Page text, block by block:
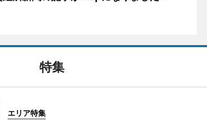
特集
エリア特集